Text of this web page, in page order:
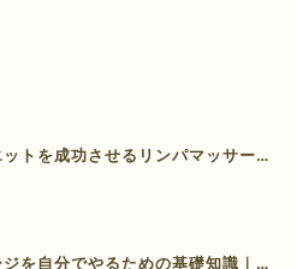
トを成功させるリンパマッサージ
】
を自分でやるための基礎知識｜脚